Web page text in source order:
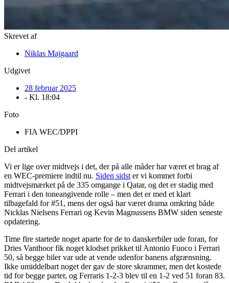
Skrevet af
Niklas Majgaard
Udgivet
28 februar 2025
- Kl. 18:04
Foto
FIA WEC/DPPI
Del artikel
Vi er lige over midtvejs i det, der på alle måder har været et brag af
en WEC-premiere indtil nu. Siden sidst er vi kommet forbi
midtvejsmærket på de 335 omgange i Qatar, og det er stadig med
Ferrari i den toneangivende rolle – men det er med et klart
tilbagefald for #51, mens der også har været drama omkring både
Nicklas Nielsens Ferrari og Kevin Magnussens BMW siden seneste
opdatering.
Time fire startede noget aparte for de to danskerbiler ude foran, for
Dries Vanthoor fik noget klodset prikket til Antonio Fuoco i Ferrari
50, så begge biler var ude at vende udenfor banens afgrænsning.
Ikke umiddelbart noget der gav de store skrammer, men det kostede
tid for begge parter, og Ferraris 1-2-3 blev til en 1-2 ved 51 foran 83.